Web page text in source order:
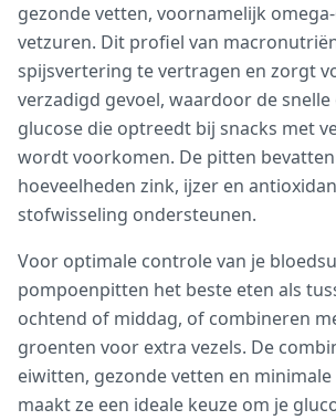
gezonde vetten, voornamelijk
vetzuren. Dit profiel van
spijsvertering te vertragen en zorgt
verzadigd gevoel, waardoor de snelle
glucose die optreedt bij snacks met
wordt voorkomen. De pitten
hoeveelheden zink, ijzer en
stofwisseling ondersteunen.
Voor optimale controle van je
pompoenpitten het beste eten als
ochtend of middag, of combineren
groenten voor extra vezels. De
eiwitten, gezonde vetten en
maakt ze een ideale keuze om je